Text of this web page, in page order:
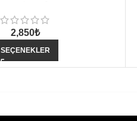
2,850₺
SEÇENEKLER